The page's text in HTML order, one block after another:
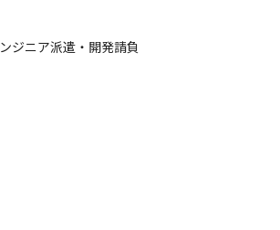
ジニア派遣・開発請負